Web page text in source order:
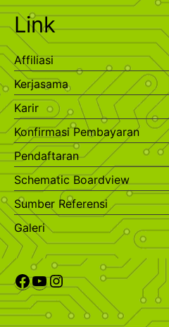
Link
Affiliasi
Kerjasama
Karir
Konfirmasi Pembayaran
Pendaftaran
Schematic Boardview
Sumber Referensi
Galeri